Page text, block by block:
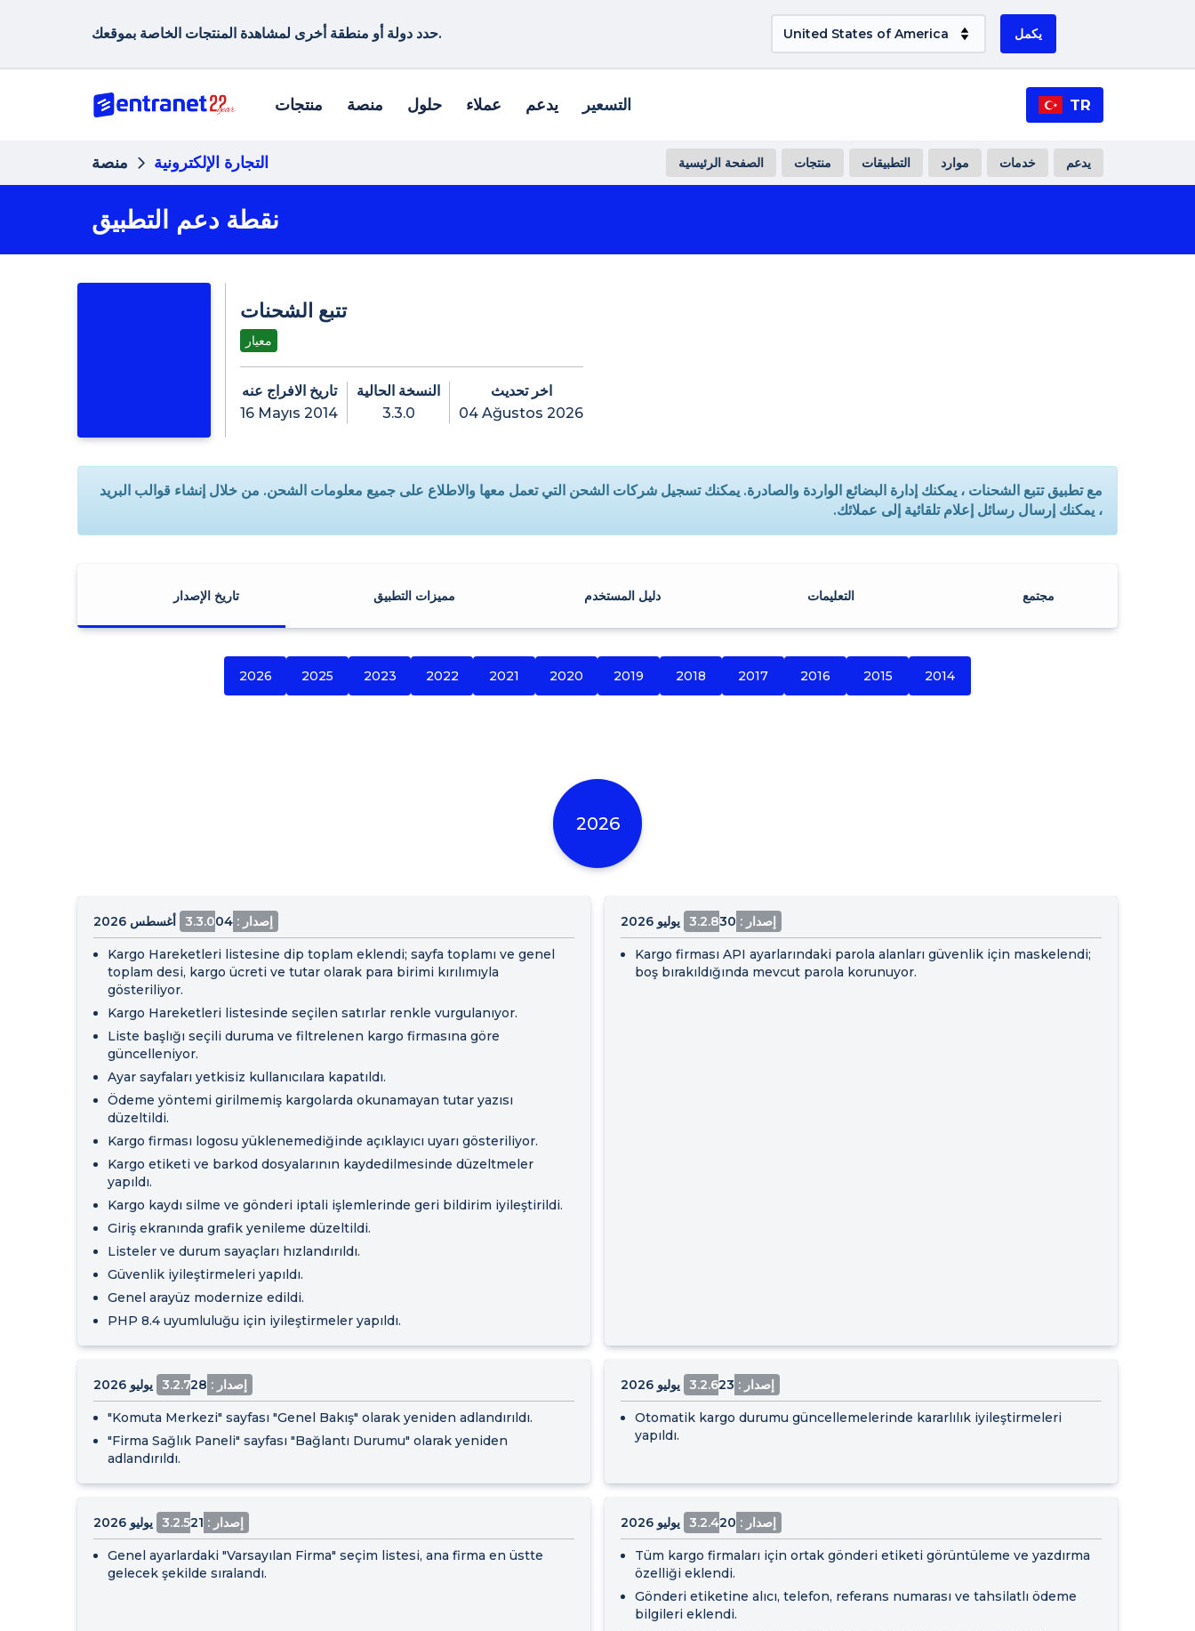
حدد دولة أو منطقة أخرى لمشاهدة المنتجات الخاصة بموقعك. يكمل
منتجات منصة حلول عملاء يدعم التسعير TR
منصة التجارة الإلكترونية الصفحة الرئيسية منتجات التطبيقات موارد خدمات يدعم
نقطة دعم التطبيق
تتبع الشحنات
معيار
تاريخ الافراج عنه
16 Mayıs 2014
النسخة الحالية
3.3.0
اخر تحديث
04 Ağustos 2026
مع تطبيق تتبع الشحنات ، يمكنك إدارة البضائع الواردة والصادرة. يمكنك تسجيل شركات الشحن التي تعمل معها والاطلاع على جميع معلومات الشحن. من خلال إنشاء قوالب البريد
، يمكنك إرسال رسائل إعلام تلقائية إلى عملائك.
تاريخ الإصدار مميزات التطبيق دليل المستخدم التعليمات مجتمع
2026 2025 2023 2022 2021 2020 2019 2018 2017 2016 2015 2014
2026
إصدار : 3.3.0 04 أغسطس 2026
Kargo Hareketleri listesine dip toplam eklendi; sayfa toplamı ve genel
toplam desi, kargo ücreti ve tutar olarak para birimi kırılımıyla
gösteriliyor.
Kargo Hareketleri listesinde seçilen satırlar renkle vurgulanıyor.
Liste başlığı seçili duruma ve filtrelenen kargo firmasına göre
güncelleniyor.
Ayar sayfaları yetkisiz kullanıcılara kapatıldı.
Ödeme yöntemi girilmemiş kargolarda okunamayan tutar yazısı
düzeltildi.
Kargo firması logosu yüklenemediğinde açıklayıcı uyarı gösteriliyor.
Kargo etiketi ve barkod dosyalarının kaydedilmesinde düzeltmeler
yapıldı.
Kargo kaydı silme ve gönderi iptali işlemlerinde geri bildirim iyileştirildi.
Giriş ekranında grafik yenileme düzeltildi.
Listeler ve durum sayaçları hızlandırıldı.
Güvenlik iyileştirmeleri yapıldı.
Genel arayüz modernize edildi.
PHP 8.4 uyumluluğu için iyileştirmeler yapıldı.
إصدار : 3.2.8 30 يوليو 2026
Kargo firması API ayarlarındaki parola alanları güvenlik için maskelendi;
boş bırakıldığında mevcut parola korunuyor.
إصدار : 3.2.7 28 يوليو 2026
"Komuta Merkezi" sayfası "Genel Bakış" olarak yeniden adlandırıldı.
"Firma Sağlık Paneli" sayfası "Bağlantı Durumu" olarak yeniden
adlandırıldı.
إصدار : 3.2.6 23 يوليو 2026
Otomatik kargo durumu güncellemelerinde kararlılık iyileştirmeleri
yapıldı.
إصدار : 3.2.5 21 يوليو 2026
Genel ayarlardaki "Varsayılan Firma" seçim listesi, ana firma en üstte
gelecek şekilde sıralandı.
إصدار : 3.2.4 20 يوليو 2026
Tüm kargo firmaları için ortak gönderi etiketi görüntüleme ve yazdırma
özelliği eklendi.
Gönderi etiketine alıcı, telefon, referans numarası ve tahsilatlı ödeme
bilgileri eklendi.